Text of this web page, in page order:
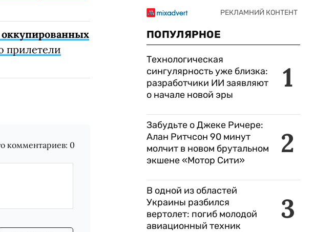
оккупированных
прилетели
комментариев: 0
ПОПУЛЯРНОЕ
1
Технологическая
сингулярность уже близка:
разработчики ИИ заявляют
о начале новой эры
2
Забудьте о Джеке Ричере:
Алан Ритчсон 90 минут
молчит в новом брутальном
экшене «Мотор Сити»
3
В одной из областей
Украины разбился
вертолет: погиб молодой
авиационный техник